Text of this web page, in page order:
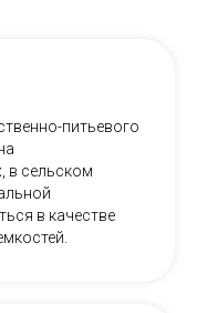
питьевого
в сельском
в качестве